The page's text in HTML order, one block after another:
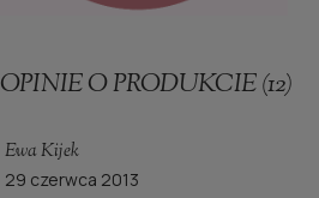
OPINIE O PRODUKCIE (12)
Ewa Kijek
29 czerwca 2013